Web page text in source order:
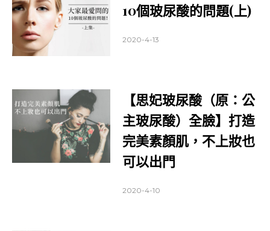
10個玻尿酸的問題(上)
2020-4-13
【思妃玻尿酸（原：公
主玻尿酸）全臉】打造
完美素顏肌，不上妝也
可以出門
2020-4-10